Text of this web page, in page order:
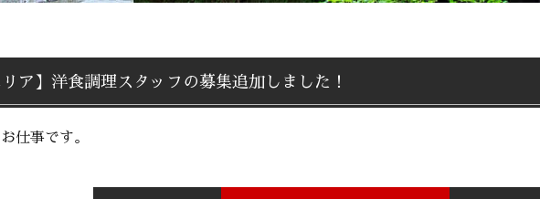
ア】洋食調理スタッフの募集追加しました！
仕事です。